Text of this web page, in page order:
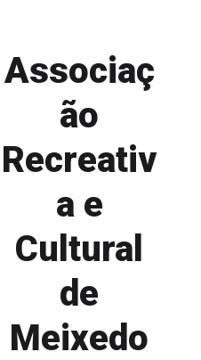
Associaç
ão
Recreativ
a e
Cultural
de
Meixedo